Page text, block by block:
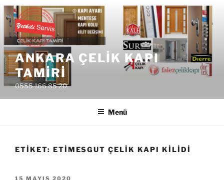
İçeriğe
geç
ANKARA ÇELIK KAPI
TAMIRI
0555 166 85 20
Menü
ETIKET: ETIMESGUT ÇELIK KAPI KILIDI
YAYIM
15 MAYIS 2020